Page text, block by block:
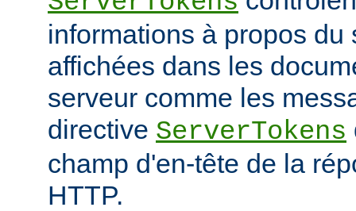
informations à propos du
affichées dans les
serveur comme les
directive ServerTokens
champ d'en-tête de la
HTTP.